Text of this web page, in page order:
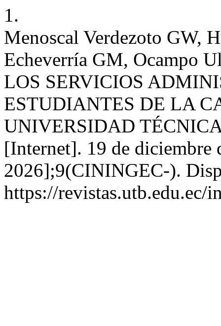
1.
Menoscal Verdezoto GW,
Echeverría GM, Ocampo
LOS SERVICIOS
ESTUDIANTES DE LA
UNIVERSIDAD
[Internet]. 19 de diciembre
2026];9(CININGEC-).
https://revistas.utb.edu.ec/